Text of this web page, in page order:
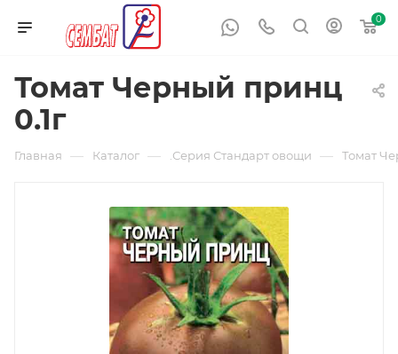
0
Томат Черный принц
0.1г
Главная — Каталог — .Серия Стандарт овощи — Томат